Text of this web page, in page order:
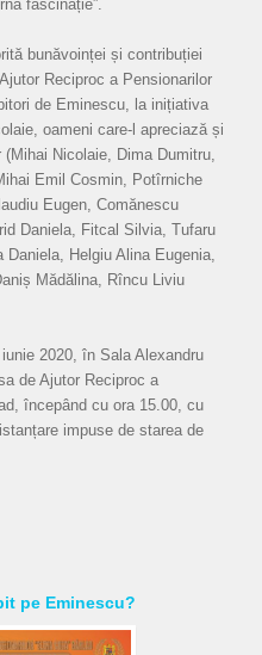
fascinație”.
bunăvoinței și contribuției
Reciproc a Pensionarilor
de Eminescu, la inițiativa
oameni care-l apreciază și
Nicolaie, Dima Dumitru,
Emil Cosmin, Potîrniche
Eugen, Comănescu
Daniela, Fitcal Silvia, Tufaru
Daniela, Helgiu Alina Eugenia,
Mădălina, Rîncu Liviu
2020, în Sala Alexandru
de Ajutor Reciproc a
începând cu ora 15.00, cu
impuse de starea de
pe Eminescu?